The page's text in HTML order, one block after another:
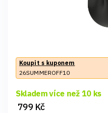
Koupit s kuponem
26SUMMEROFF10
Skladem více než 10 ks
799 Kč